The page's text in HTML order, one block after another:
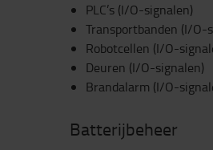
PLC’s (I/O-signalen)
Transportbanden (I/O-
Robotcellen (I/O-
Deuren (I/O-signalen)
Brandalarm (I/O-
Batterijbeheer